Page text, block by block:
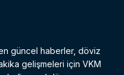
güncel haberler, döviz
gelişmeleri için VKM